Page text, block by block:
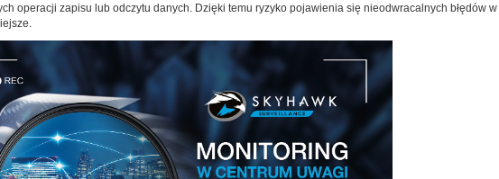
operacji zapisu lub odczytu danych. Dzięki temu ryzyko pojawienia się nieodwracalnych błędów